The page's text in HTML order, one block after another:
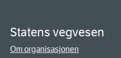
Statens vegvesen
Om organisasjonen